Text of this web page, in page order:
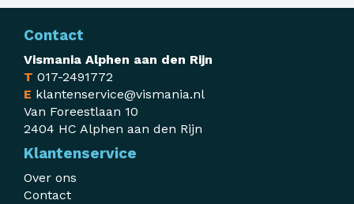
Contact
Vismania Alphen aan den Rijn
T 017-2491772
E klantenservice@vismania.nl
Van Foreestlaan 10
2404 HC Alphen aan den Rijn
Klantenservice
Over ons
Contact